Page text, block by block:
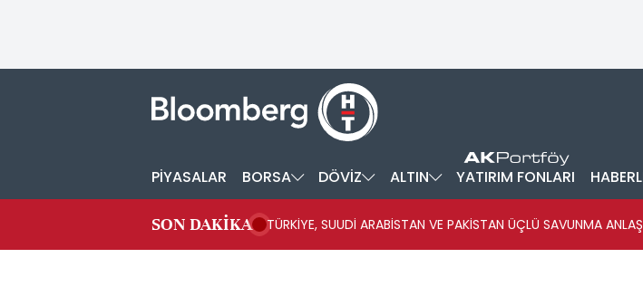
PİYASALAR BORSA DÖVİZ ALTIN YATIRIM FONLARI
SON DAKİKA TÜRKİYE, SUUDİ ARABİSTAN VE PAKİSTAN ÜÇLÜ SAVUNMA